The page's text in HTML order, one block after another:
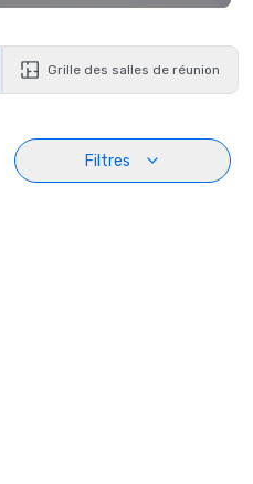
Grille des salles de réunion
Filtres